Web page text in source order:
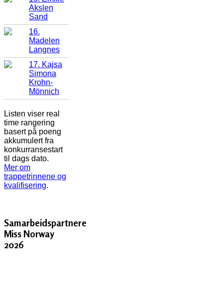
Akslen
Sand
16.
Madelen
Langnes
17. Kajsa
Simona
Krohn-
Mönnich
Listen viser real
time rangering
basert på poeng
akkumulert fra
konkurransestart
til dags dato.
Mer om
trappetrinnene og
kvalifisering.
Samarbeidspartnere
Miss Norway
2026